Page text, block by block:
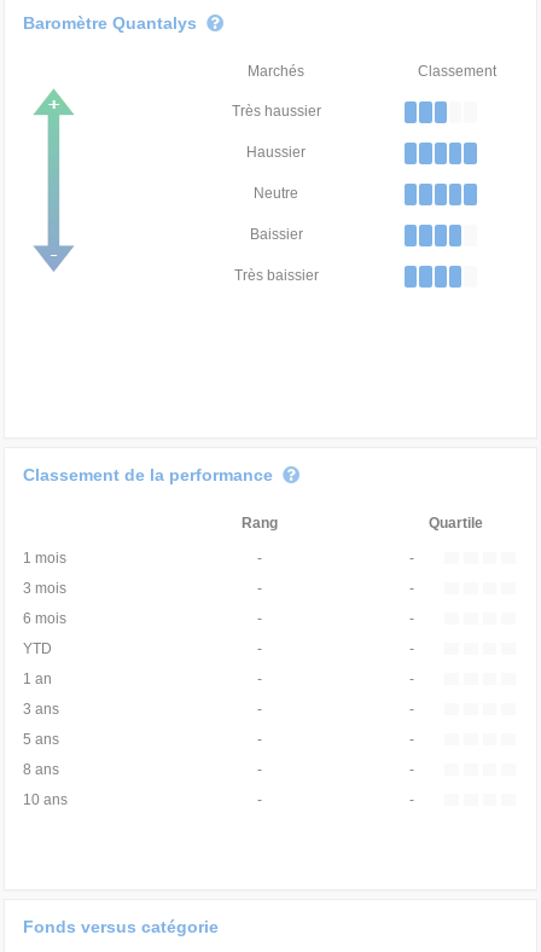
Baromètre Quantalys
Marchés Classement
Très haussier
Haussier
Neutre
Baissier
Très baissier
Classement de la performance
Rang Quartile
1 mois -
-
3 mois
-
-
6 mois
-
-
YTD
-
-
1 an
-
-
3 ans
-
-
5 ans
-
-
8 ans
-
-
10 ans
- -
Fonds versus catégorie